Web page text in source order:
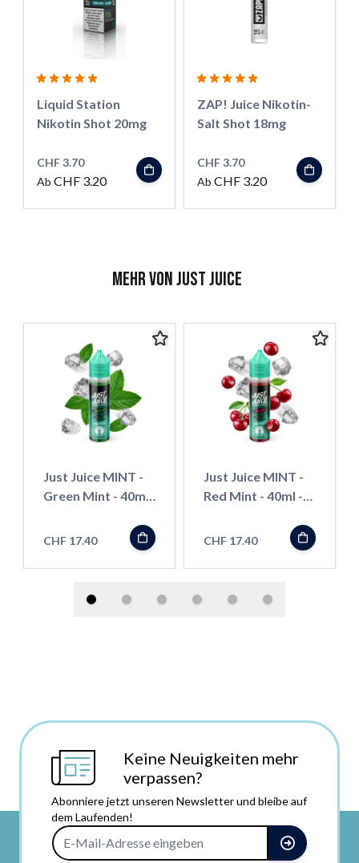
Liquid Station
Nikotin Shot 20mg
CHF 3.70
Ab CHF 3.20
ZAP! Juice Nikotin-
Salt Shot 18mg
CHF 3.70
Ab CHF 3.20
Mehr von Just Juice
Just Juice MINT -
Green Mint - 40ml
CHF 17.40
Just Juice MINT -
Red Mint - 40ml -
CHF 17.40
Keine Neuigkeiten mehr
verpassen?
Abonniere jetzt unseren Newsletter und bleibe auf
dem Laufenden!